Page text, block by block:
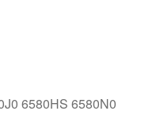
6580HS 6580N0